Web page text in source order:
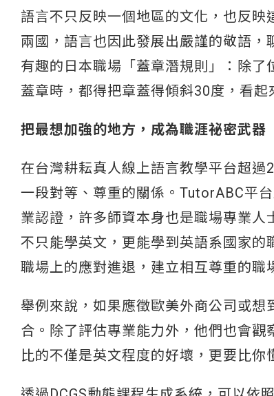
語言不只反映一個地區的文化，也反
兩國，語言也因此發展出嚴謹的敬語
有趣的日本職場「蓋章潛規則」：除
蓋章時，都得把章蓋得傾斜30度，看起
把最想加強的地方，成為職涯祕密武器
在台灣耕耘真人線上語言教學平台超
一段對等、尊重的關係。TutorABC平
業認證，許多師資本身也是職場專業人
不只能學英文，更能學到英語系國家
職場上的應對進退，建立相互尊重的職
舉例來說，如果應徵歐美外商公司或
合。除了評估專業能力外，他們也會
比的不僅是英文程度的好壞，更要比